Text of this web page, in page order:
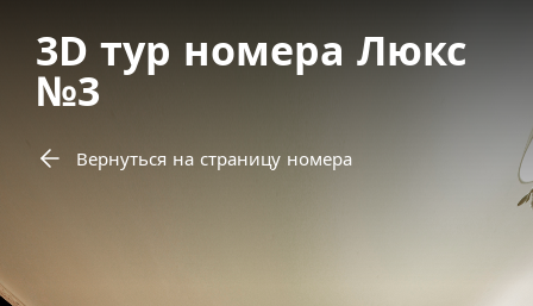
3D тур номера Люкс
№3
Вернуться на страницу номера